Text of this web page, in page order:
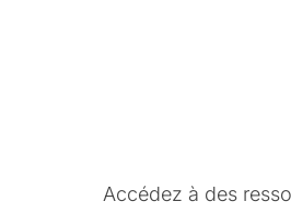
Accédez à des